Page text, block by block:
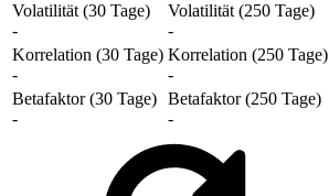
Volatilität (30 Tage)
-
Volatilität (250 Tage)
-
Korrelation (30 Tage)
-
Korrelation (250 Tage)
-
Betafaktor (30 Tage)
-
Betafaktor (250 Tage)
-